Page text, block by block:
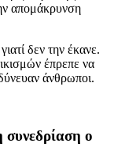
απομάκρυνση
δεν την έκανε.
έπρεπε να
άνθρωποι.
συνεδρίαση ο